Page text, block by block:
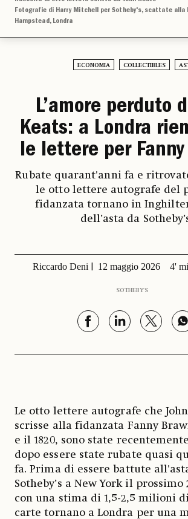
Fotografie di Harry Mitchell per Sotheby's, scattate alla
Hampstead, Londra
ECONOMIA COLLECTIBLES
L’amore perduto
Keats: a Londra
le lettere per Fanny
Rubate quarant'anni fa e
le otto lettere autografe del
fidanzata tornano in
dell’asta da
Riccardo Deni 12 maggio 2026 4'
SOTHEBY'S
Le otto lettere autografe che
scrisse alla fidanzata Fanny
e il 1820, sono state
dopo essere state rubate quasi
fa. Prima di essere battute
Sotheby’s a New York il prossimo
con una stima di 1,5-2,5 milioni
carte tornano a Londra per una